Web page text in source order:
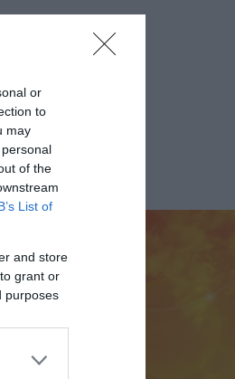
or
to
may
of the
List of
and store
grant or
purposes